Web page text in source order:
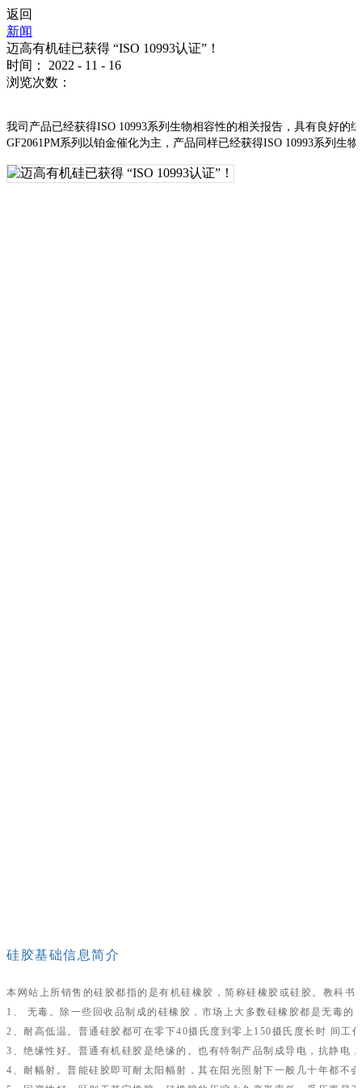
返回
新闻
迈高有机硅已获得 “ISO 10993认证”！
时间：
2022 - 11 - 16
浏览次数：
我司产品已经获得ISO 10993系列生物相容性的相关报告，具有良好
GF2061PM系列以铂金催化为主，产品同样已经获得ISO 10993系列生
硅胶基础信息简介
本网站上所销售的硅胶都指的是有机硅橡胶，简称硅橡胶或硅胶。教科
1、 无毒。除一些回收品制成的硅橡胶，市场上大多数硅橡胶都是无毒
2、耐高低温。普通硅胶都可在零下40摄氏度到零上150摄氏度长时 间工
3、绝缘性好。普通有机硅胶是绝缘的。也有特制产品制成导电，抗静电
4、耐幅射。普能硅胶即可耐太阳幅射，其在阳光照射下一般几十年都不